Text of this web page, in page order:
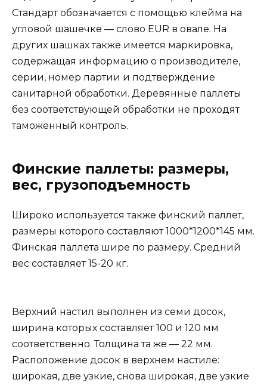
Стандарт обозначается с помощью клейма на
угловой шашечке — слово EUR в овале. На
других шашках также имеется маркировка,
содержащая информацию о производителе,
серии, номер партии и подтверждение
санитарной обработки. Деревянные паллеты
без соответствующей обработки не проходят
таможенный контроль.
Финские паллеты: размеры,
вес, грузоподъемность
Широко используется также финский паллет,
размеры которого составляют 1000*1200*145 мм.
Финская паллета шире по размеру. Средний
вес составляет 15-20 кг.
Верхний настил выполнен из семи досок,
ширина которых составляет 100 и 120 мм
соответственно. Толщина та же — 22 мм.
Расположение досок в верхнем настиле:
широкая, две узкие, снова широкая, две узкие